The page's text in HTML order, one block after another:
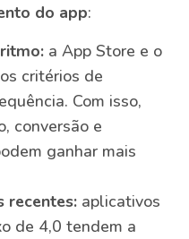
do app:
a App Store e o
critérios de
Com isso,
conversão e
ganhar mais
recentes: aplicativos
de 4,0 tendem a